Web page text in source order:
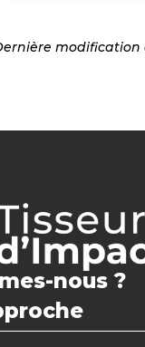
modification
nous ?